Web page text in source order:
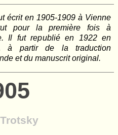
écrit en 1905-1909 à Vienne
pour la première fois à
Il fut republié en 1922 en
à partir de la traduction
et du manuscrit original.